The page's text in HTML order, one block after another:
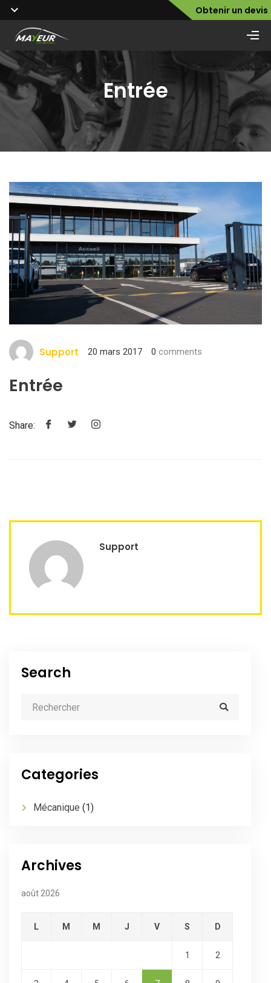
Obtenir un devis
Entrée
Support 20 mars 2017 0 comments
Entrée
Share:
Support
Search
Categories
Mécanique (1)
Archives
août 2026
L M M J V S D
1 2